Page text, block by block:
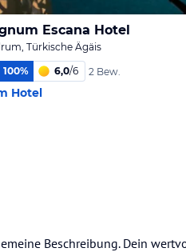
Escana Hotel
Türkische Ägäis
100% 6,0/6 2 Bew.
Hotel
Beschreibung. Dein